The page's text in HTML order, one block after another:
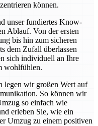
können.
unser fundiertes Know-
Ablauf. Von der ersten
bis hin zum sicheren
dem Zufall überlassen
sich individuell an Ihre
wohlfühlen.
legen wir großen Wert auf
So können wir
so einfach wie
erleben Sie, wie ein
Umzug zu einem positiven